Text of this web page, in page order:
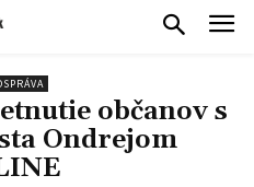
občanov s
Ondrejom